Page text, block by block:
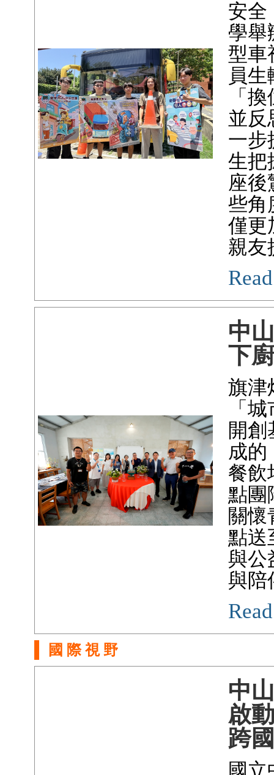
安全
學舉
型車
員
「
並反
一步
生把
座後
些角
僅更
親友
中
下
旗津
「
開
成的
餐飲
點團
關懷
點送
與公
與陪
國 際 視 野
中
啟
跨
國